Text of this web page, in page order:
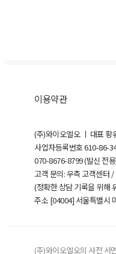
이용약관
(주)와이오엘오 ㅣ 대표 황
사업자등록번호610-86-
070-8676-8799 (발신 전
고객 문의: 우측 고객센터
(정확한 상담 기록을 위해
주소 [04004] 서울특별시
(주)와이오엘오의 사전 서